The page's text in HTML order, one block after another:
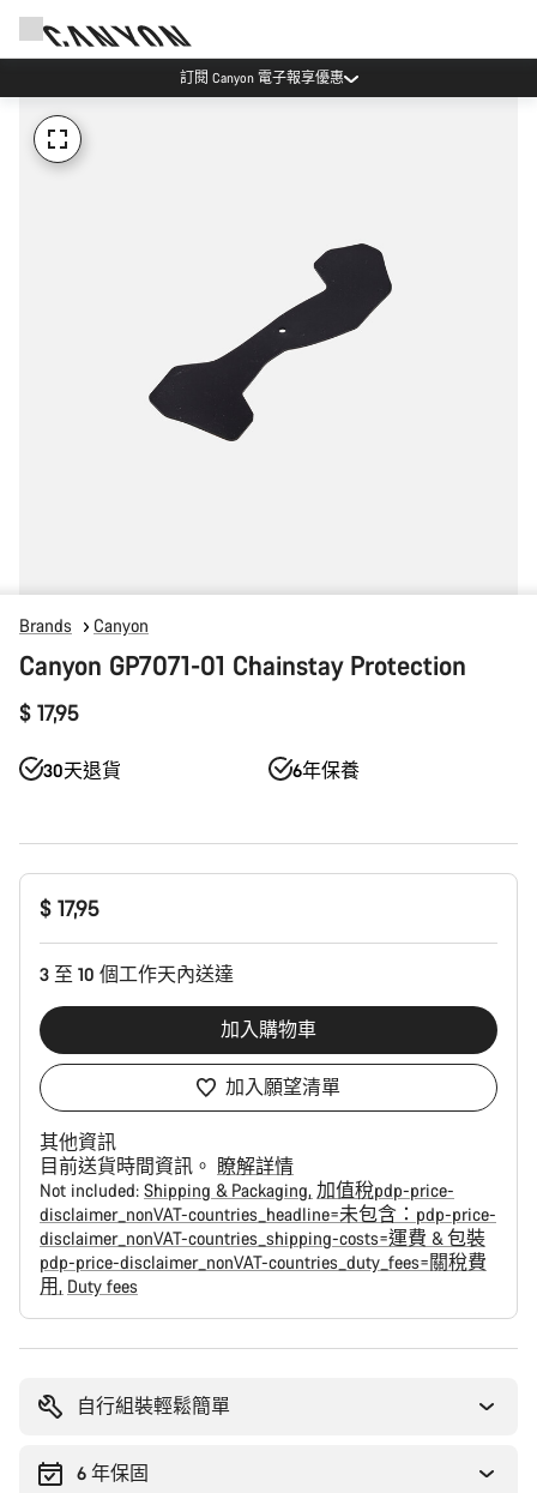
訂閱 Canyon 電子報享優惠
Brands Canyon
Canyon GP7071-01 Chainstay Protection
$ 17,95
30天退貨 6年保養
產
$ 17,95
3 至 10 個工作天內送達
加入購物車
加入願望清單
其他資訊
目前送貨時間資訊。 瞭解詳情
Not included: Shipping & Packaging 加值稅pdp-price-
disclaimer_nonVAT-countries_headline=未包含：pdp-price-
disclaimer_nonVAT-countries_shipping-costs=運費 & 包裝
pdp-price-disclaimer_nonVAT-countries_duty_fees=關稅費
用 Duty fees
自行組裝輕鬆簡單
6 年保固